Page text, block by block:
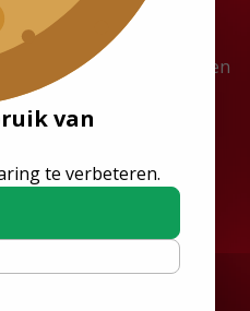
gezocht? Verdien
€18 per uur bij Tribus
ons
van
te verbeteren.